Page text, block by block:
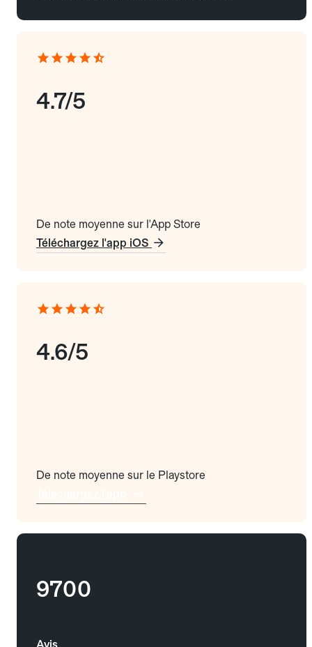
4.7/5
De note moyenne sur l'App Store
Téléchargez l'app iOS
4.6/5
De note moyenne sur le Playstore
9700